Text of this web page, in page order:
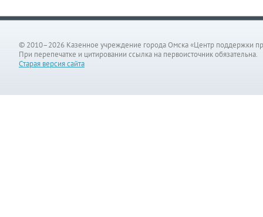
© 2010–2026 Казенное учреждение города Омска «Центр поддержки
При перепечатке и цитировании ссылка на первоисточник обязательна.
Старая версия сайта